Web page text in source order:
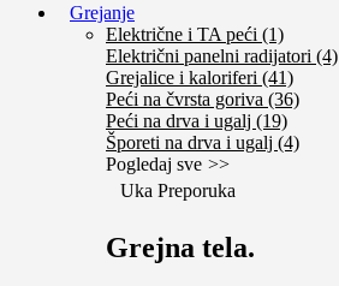
Grejanje
Električne i TA peći (1)
Električni panelni radijatori (4)
Grejalice i kaloriferi (41)
Peći na čvrsta goriva (36)
Peći na drva i ugalj (19)
Šporeti na drva i ugalj (4)
Pogledaj sve
Uka Preporuka
Grejna tela.